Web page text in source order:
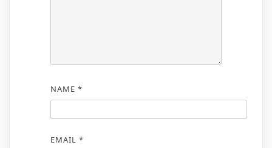
NAME *
EMAIL *